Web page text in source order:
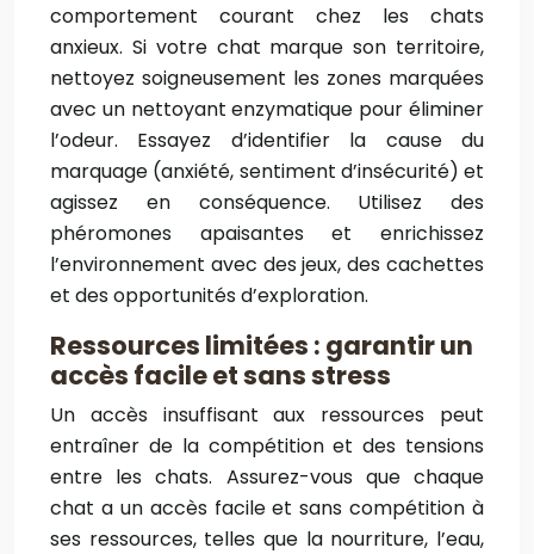
comportement courant chez les chats
anxieux. Si votre chat marque son territoire,
nettoyez soigneusement les zones marquées
avec un nettoyant enzymatique pour éliminer
l’odeur. Essayez d’identifier la cause du
marquage (anxiété, sentiment d’insécurité) et
agissez en conséquence. Utilisez des
phéromones apaisantes et enrichissez
l’environnement avec des jeux, des cachettes
et des opportunités d’exploration.
Ressources limitées : garantir un
accès facile et sans stress
Un accès insuffisant aux ressources peut
entraîner de la compétition et des tensions
entre les chats. Assurez-vous que chaque
chat a un accès facile et sans compétition à
ses ressources, telles que la nourriture, l’eau,